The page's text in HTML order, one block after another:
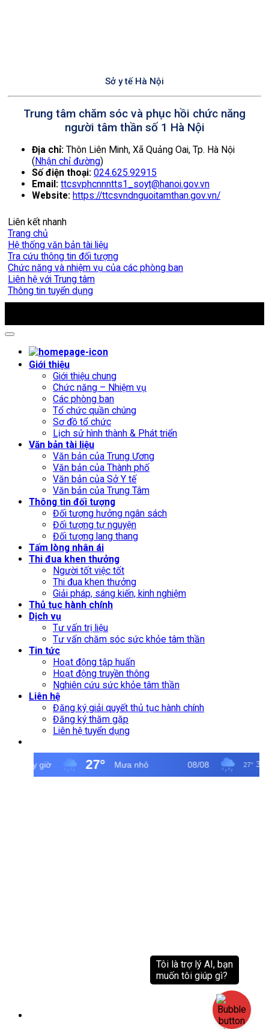
Sở y tế Hà Nội
Trung tâm chăm sóc và phục hồi chức năng
người tâm thần số 1 Hà Nội
Địa chỉ: Thôn Liên Minh, Xã Quảng Oai, Tp. Hà Nội
(Nhận chỉ đường)
Số điện thoại: 024.625.92915
Email: ttcsvphcnnntts1_soyt@hanoi.gov.vn
Website: https://ttcsvndnguoitamthan.gov.vn/
Liên kết nhanh
Trang chủ
Hệ thống văn bản tài liệu
Tra cứu thông tin đối tượng
Chức năng và nhiệm vụ của các phòng ban
Liên hệ với Trung tâm
Thông tin tuyển dụng
Giới thiệu
Giới thiệu chung
Chức năng – Nhiệm vụ
Các phòng ban
Tổ chức quần chúng
Sơ đồ tổ chức
Lịch sử hình thành & Phát triển
Văn bản tài liệu
Văn bản của Trung Ương
Văn bản của Thành phố
Văn bản của Sở Y tế
Văn bản của Trung Tâm
Thông tin đối tượng
Đối tượng hưởng ngân sách
Đối tượng tự nguyện
Đối tượng lang thang
Tấm lòng nhân ái
Thi đua khen thưởng
Người tốt việc tốt
Thi đua khen thưởng
Giải pháp, sáng kiến, kinh nghiệm
Thủ tục hành chính
Dịch vụ
Tư vấn trị liệu
Tư vấn chăm sóc sức khỏe tâm thần
Tin tức
Hoạt động tập huấn
Hoạt động truyền thông
Nghiên cứu sức khỏe tâm thần
Liên hệ
Đăng ký giải quyết thủ tục hành chính
Đăng ký thăm gặp
Liên hệ tuyển dụng